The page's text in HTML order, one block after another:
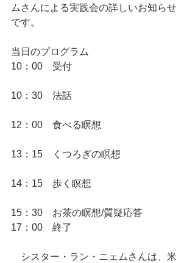
ムさんによる実践会の詳しいお知らせ
です。
当日のプログラム
10：00　受付
10：30　法話
12：00　食べる瞑想
13：15　くつろぎの瞑想
14：15　歩く瞑想
15：30　お茶の瞑想/質疑応答
17：00　終了
シスター・ラン・ニェムさんは、米